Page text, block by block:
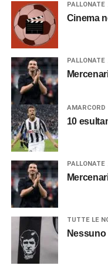
PALLONATE
Cinema
PALLONATE
AMARCORD
10
PALLONATE
TUTTE LE